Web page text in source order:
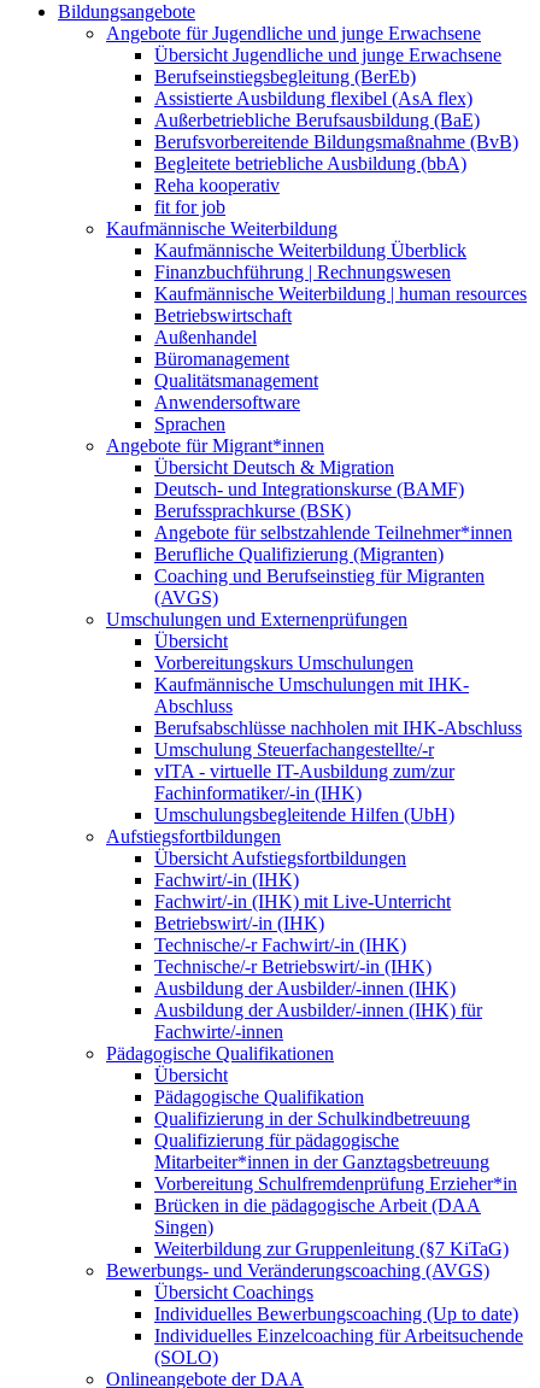
Bildungsangebote
Angebote für Jugendliche und junge Erwachsene
Übersicht Jugendliche und junge Erwachsene
Berufseinstiegsbegleitung (BerEb)
Assistierte Ausbildung flexibel (AsA flex)
Außerbetriebliche Berufsausbildung (BaE)
Berufsvorbereitende Bildungsmaßnahme (BvB)
Begleitete betriebliche Ausbildung (bbA)
Reha kooperativ
fit for job
Kaufmännische Weiterbildung
Kaufmännische Weiterbildung Überblick
Finanzbuchführung | Rechnungswesen
Kaufmännische Weiterbildung | human resources
Betriebswirtschaft
Außenhandel
Büromanagement
Qualitätsmanagement
Anwendersoftware
Sprachen
Angebote für Migrant*innen
Übersicht Deutsch & Migration
Deutsch- und Integrationskurse (BAMF)
Berufssprachkurse (BSK)
Angebote für selbstzahlende Teilnehmer*innen
Berufliche Qualifizierung (Migranten)
Coaching und Berufseinstieg für Migranten
(AVGS)
Umschulungen und Externenprüfungen
Übersicht
Vorbereitungskurs Umschulungen
Kaufmännische Umschulungen mit IHK-
Abschluss
Berufsabschlüsse nachholen mit IHK-Abschluss
Umschulung Steuerfachangestellte/-r
vITA - virtuelle IT-Ausbildung zum/zur
Fachinformatiker/-in (IHK)
Umschulungsbegleitende Hilfen (UbH)
Aufstiegsfortbildungen
Übersicht Aufstiegsfortbildungen
Fachwirt/-in (IHK)
Fachwirt/-in (IHK) mit Live-Unterricht
Betriebswirt/-in (IHK)
Technische/-r Fachwirt/-in (IHK)
Technische/-r Betriebswirt/-in (IHK)
Ausbildung der Ausbilder/-innen (IHK)
Ausbildung der Ausbilder/-innen (IHK) für
Fachwirte/-innen
Pädagogische Qualifikationen
Übersicht
Pädagogische Qualifikation
Qualifizierung in der Schulkindbetreuung
Qualifizierung für pädagogische
Mitarbeiter*innen in der Ganztagsbetreuung
Vorbereitung Schulfremdenprüfung Erzieher*in
Brücken in die pädagogische Arbeit (DAA
Singen)
Weiterbildung zur Gruppenleitung (§7 KiTaG)
Bewerbungs- und Veränderungscoaching (AVGS)
Übersicht Coachings
Individuelles Bewerbungscoaching (Up to date)
Individuelles Einzelcoaching für Arbeitsuchende
(SOLO)
Onlineangebote der DAA